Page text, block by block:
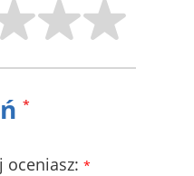
*
oceniasz: *